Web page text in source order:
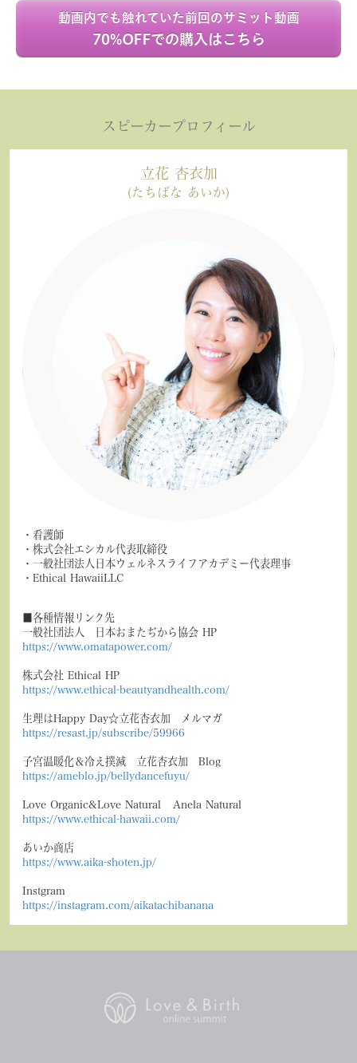
動画内でも触れていた前回のサミット動画
70%OFFでの購入はこちら
スピーカープロフィール
立花 杏衣加
(たちばな あいか)
・看護師
・株式会社エシカル代表取締役
・一般社団法人日本ウェルネスライフアカデミー代表理事
・Ethical HawaiiLLC
■各種情報リンク先
一般社団法人 日本おまたぢから協会 HP
https://www.omatapower.com/
株式会社 Ethical HP
https://www.ethical-beautyandhealth.com/
生理はHappy Day☆立花杏衣加 メルマガ
https://resast.jp/subscribe/59966
子宮温暖化＆冷え撲滅 立花杏衣加 Blog
https://ameblo.jp/bellydancefuyu/
Love Organic&Love Natural Anela Natural
https://www.ethical-hawaii.com/
あいか商店
https://www.aika-shoten.jp/
Instgram
https://instagram.com/aikatachibanana